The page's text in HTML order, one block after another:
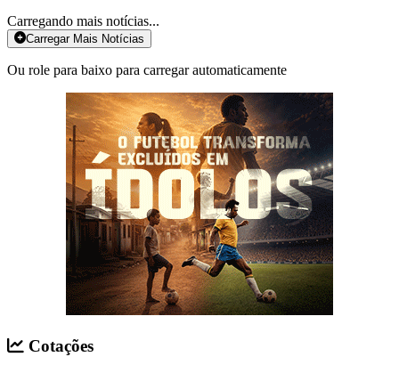
Carregando mais notícias...
Carregar Mais Notícias
Ou role para baixo para carregar automaticamente
Cotações